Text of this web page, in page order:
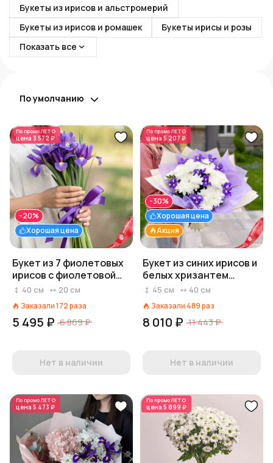
Букеты из ирисов и альстромерий
Букеты из ирисов и ромашек
Букеты ирисы и розы
Показать все
По умолчанию
По промоЛЕТО
цена 3 572 ₽
Хорошая цена
-20%
Букет из 7 фиолетовых
ирисов с фиолетовой
лентой
40 см 20 см
Заказали172раза
5 495 ₽ 6 869 ₽
Нет в наличии
По промоЛЕТО
цена 5 207 ₽
Акция
Хорошая цена
-30%
Букет из синих ирисов и
белых хризантем
«Прогулка весны»
45 см 40 см
Заказали 489раз
8 010 ₽ 11 443 ₽
Нет в наличии
По промоЛЕТО
цена 5 473 ₽
По промоЛЕТО
цена 5 899 ₽